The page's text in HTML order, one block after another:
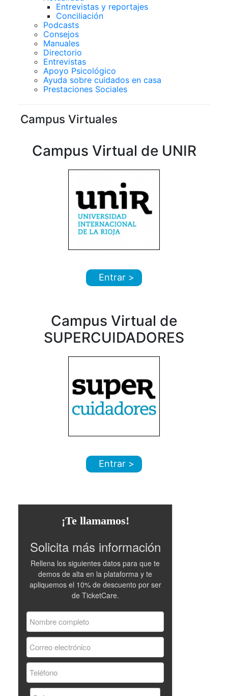
Entrevistas y reportajes
Conciliación
Podcasts
Consejos
Manuales
Directorio
Entrevistas
Apoyo Psicológico
Ayuda sobre cuidados en casa
Prestaciones Sociales
Campus Virtuales
Campus Virtual de UNIR
Entrar >
Campus Virtual de
SUPERCUIDADORES
Entrar >
¡Te llamamos!
Solicita más información
Rellena los siguientes datos para que te
demos de alta en la plataforma y te
apliquemos el 10% de descuento por ser
de TicketCare.